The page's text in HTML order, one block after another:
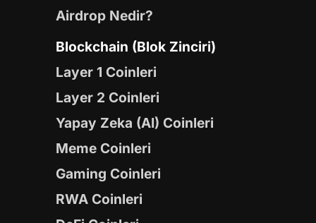
Airdrop Nedir?
Blockchain (Blok Zinciri)
Layer 1 Coinleri
Layer 2 Coinleri
Yapay Zeka (AI) Coinleri
Meme Coinleri
Gaming Coinleri
RWA Coinleri